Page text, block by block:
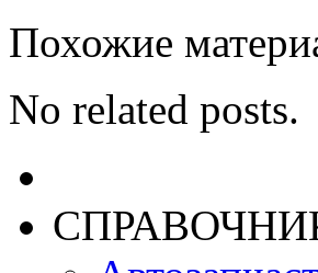
Похожие
No related posts.